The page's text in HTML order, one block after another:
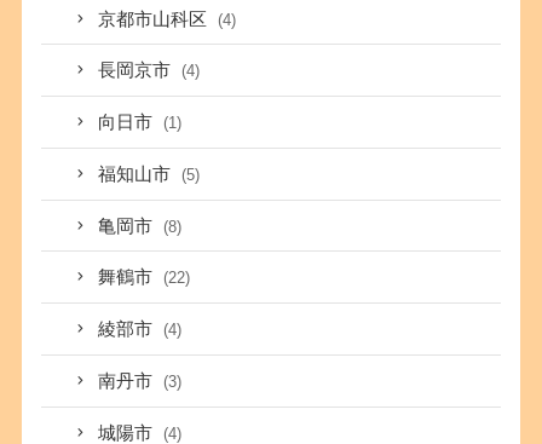
京都市山科区 (4)
長岡京市 (4)
向日市 (1)
福知山市 (5)
亀岡市 (8)
舞鶴市 (22)
綾部市 (4)
南丹市 (3)
城陽市 (4)